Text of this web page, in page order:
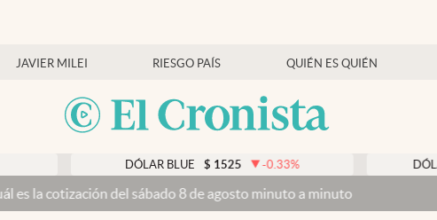
JAVIER MILEI RIESGO PAÍS QUIÉN ES QUIÉN
DÓLAR BLUE $ 1525 -0.33% DÓLAR
del sábado 8 de agosto minuto a minuto